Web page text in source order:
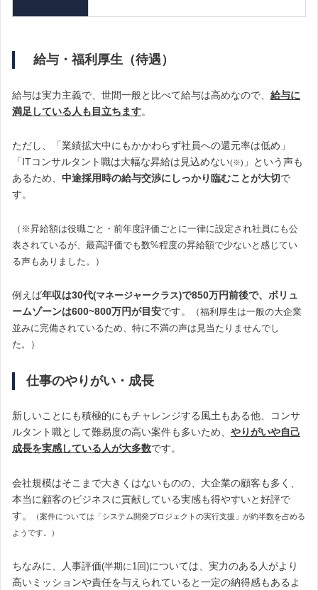
給与・福利厚生（待遇）
給与は実力主義で、世間一般と比べて給与は高めなので、 給与に
満足している人も目立ちます。
ただし、「業績拡大中にもかかわらず社員への還元率は低め」
「ITコンサルタント職は大幅な昇給は見込めない(※) 」という声も
あるため、 中途採用時の給与交渉にしっかり臨むことが大切で
す。
（※昇給額は役職ごと・前年度評価ごとに一律に設定され社員にも公
表されているが、最高評価でも数%程度の昇給額で少ないと感じてい
る声もありました。）
例えば年収は30代(マネージャークラス)で850万円前後で、ボリュ
ームゾーンは600~800万円が目安です。
（福利厚生は一般の大企業
並みに完備されているため、特に不満の声は見当たりませんでし
た。）
仕事のやりがい・成長
新しいことにも積極的にもチャレンジする風土もある他、コンサ
ルタント職として難易度の高い案件も多いため、 やりがいや自己
成長を実感している人が大多数です。
会社規模はそこまで大きくはないものの、大企業の顧客も多く、
本当に顧客のビジネスに貢献している実感も得やすいと好評で
す。
（案件については「システム開発プロジェクトの実行支援」が約半数を占める
ようです。）
ちなみに、人事評価(半期に1回)については、実力のある人がより
高いミッションや責任を与えられていると一定の納得感もあるよ